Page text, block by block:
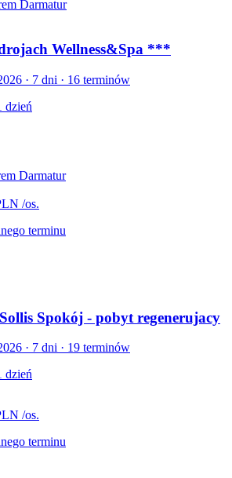
Darmatur
Wellness&Spa ***
· 7 dni · 16 terminów
dzień
Darmatur
/os.
terminu
Spokój - pobyt regenerujacy
· 7 dni · 19 terminów
dzień
/os.
terminu